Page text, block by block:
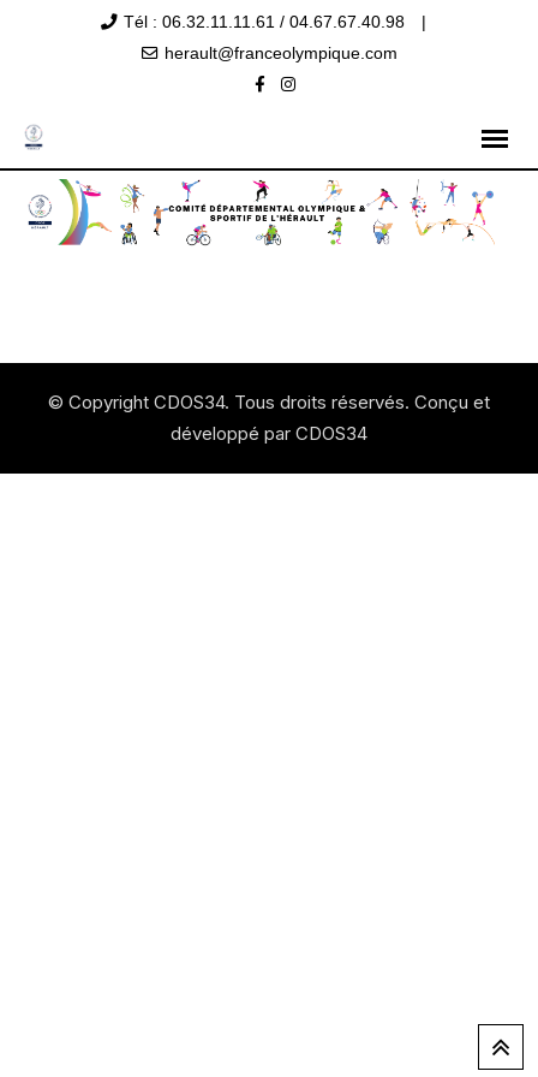
Tél : 06.32.11.11.61 / 04.67.67.40.98
herault@franceolympique.com
© Copyright CDOS34. Tous droits réservés. Conçu et
développé par CDOS34